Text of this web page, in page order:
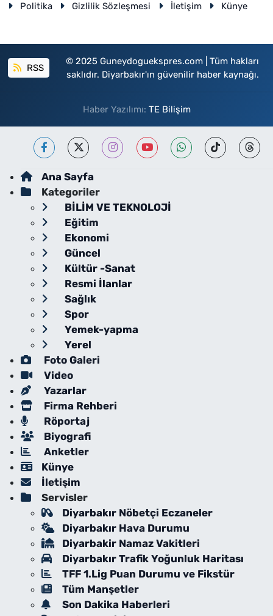
Politika
Gizlilik Sözleşmesi İletişim Künye
RSS
© 2025 Guneydoguekspres.com | Tüm hakları
saklıdır. Diyarbakır'ın güvenilir haber kaynağı.
Haber Yazılımı: TE Bilişim
Ana Sayfa
Kategoriler
BİLİM VE TEKNOLOJİ
Eğitim
Ekonomi
Güncel
Kültür -Sanat
Resmi İlanlar
Sağlık
Spor
Yemek-yapma
Yerel
Foto Galeri
Video
Yazarlar
Firma Rehberi
Röportaj
Biyografi
Anketler
Künye
İletişim
Servisler
Diyarbakır Nöbetçi Eczaneler
Diyarbakır Hava Durumu
Diyarbakir Namaz Vakitleri
Diyarbakır Trafik Yoğunluk Haritası
TFF 1.Lig Puan Durumu ve Fikstür
Tüm Manşetler
Son Dakika Haberleri